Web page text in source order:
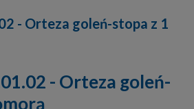
- Orteza goleń-stopa z 1
- Orteza goleń-